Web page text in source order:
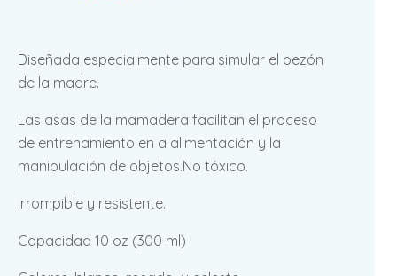
Diseñada especialmente para simular el pezón
de la madre.
Las asas de la mamadera facilitan el proceso
de entrenamiento en a alimentación y la
manipulación de objetos.No tóxico.
Irrompible y resistente.
Capacidad 10 oz (300 ml)